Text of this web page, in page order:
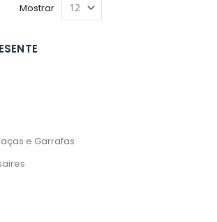
Mostrar
e Garrafas